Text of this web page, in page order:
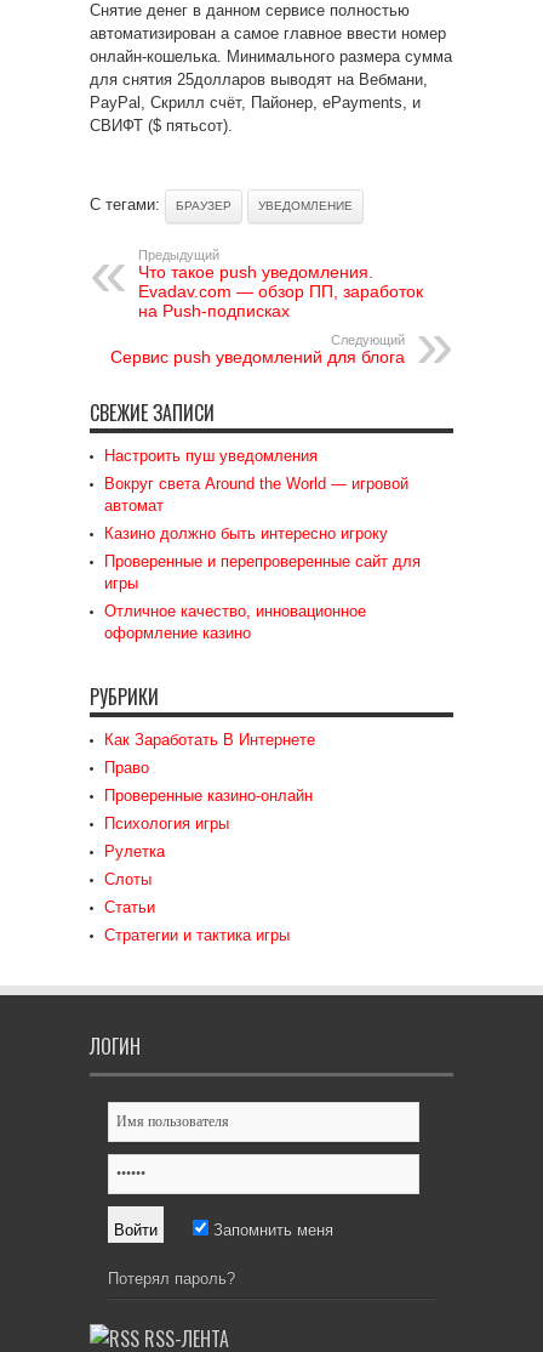
Снятие денег в данном сервисе полностью
автоматизирован а самое главное ввести номер
онлайн-кошелька. Минимального размера сумма
для снятия 25долларов выводят на Вебмани,
PayPal, Скрилл счёт, Пайонер, ePayments, и
СВИФТ ($ пятьсот).
С тегами: БРАУЗЕР УВЕДОМЛЕНИЕ
Предыдущий
Что такое push уведомления.
Evadav.com — обзор ПП, заработок
на Push-подписках
Следующий
Сервис push уведомлений для блога
СВЕЖИЕ ЗАПИСИ
Настроить пуш уведомления
Вокруг света Around the World — игровой
автомат
Казино должно быть интересно игроку
Проверенные и перепроверенные сайт для
игры
Отличное качество, инновационное
оформление казино
РУБРИКИ
Как Заработать В Интернете
Право
Проверенные казино-онлайн
Психология игры
Рулетка
Слоты
Статьи
Стратегии и тактика игры
ЛОГИН
Запомнить меня
Потерял пароль?
RSS-ЛЕНТА